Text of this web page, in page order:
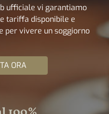
ufficiale vi garantiamo
tariffa disponibile e
per vivere un soggiorno
ORA